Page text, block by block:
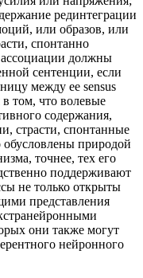
рединтеграции
или образов, или
спонтанно
должны
сентенции, если
между ее sensus
в том, что волевые
содержания,
страсти, спонтанные
обусловлены природой
точнее, тех его
поддерживают
не только открыты
представления
они также могут
нейронного